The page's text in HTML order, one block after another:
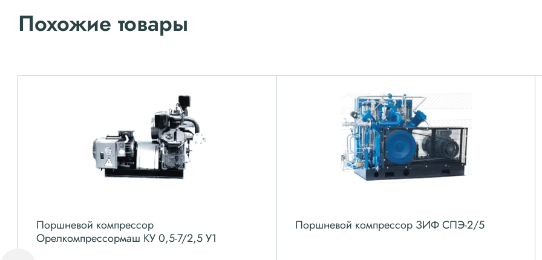
Похожие товары
Поршневой компрессор
Орелкомпрессормаш КУ 0,5-7/2,5 У1
Поршневой компрессор ЗИФ СПЭ-2/5